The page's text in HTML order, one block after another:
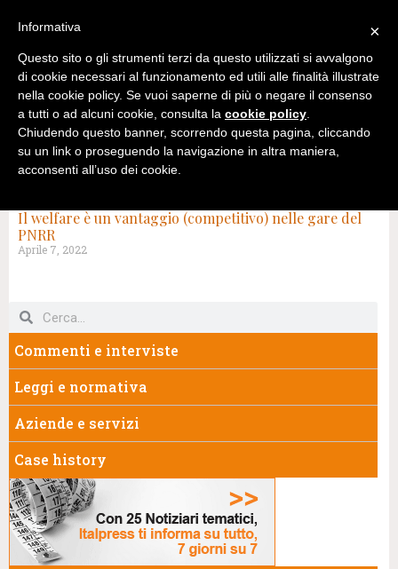
Il welfare è un vantaggio (competitivo) nelle gare del
PNRR
Aprile 7, 2022
Commenti e interviste
Leggi e normativa
Aziende e servizi
Case history
×
Informativa
Questo sito o gli strumenti terzi da questo utilizzati si avvalgono
di cookie necessari al funzionamento ed utili alle finalità illustrate
nella cookie policy. Se vuoi saperne di più o negare il consenso
a tutti o ad alcuni cookie, consulta la cookie policy.
Chiudendo questo banner, scorrendo questa pagina, cliccando
su un link o proseguendo la navigazione in altra maniera,
acconsenti all’uso dei cookie.